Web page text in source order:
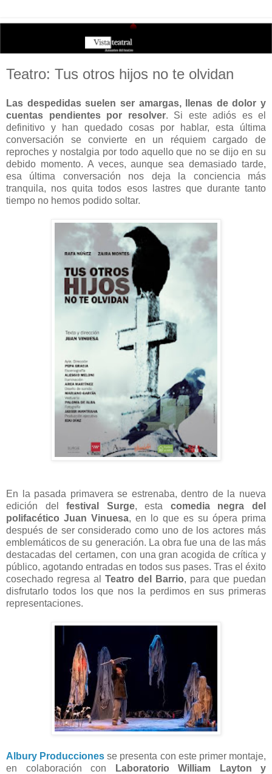
Teatro: Tus otros hijos no te olvidan
Las despedidas suelen ser amargas, llenas de dolor y
cuentas pendientes por resolver. Si este adiós es el
definitivo y han quedado cosas por hablar, esta última
conversación se convierte en un réquiem cargado de
reproches y nostalgia por todo aquello que no se dijo en su
debido momento. A veces, aunque sea demasiado tarde,
esa última conversación nos deja la conciencia más
tranquila, nos quita todos esos lastres que durante tanto
tiempo no hemos podido soltar.
En la pasada primavera se estrenaba, dentro de la nueva
edición delfestival Surge, esta comedia negra del
polifacético Juan Vinuesa, en lo que es su ópera prima
después de ser considerado como uno de los actores más
emblemáticos de su generación. La obra fue una de las más
destacadas del certamen, con una gran acogida de crítica y
público, agotando entradas en todos sus pases. Tras el éxito
cosechado regresa al Teatro del Barrio, para que puedan
disfrutarlo todos los que nos la perdimos en sus primeras
representaciones.
Albury Producciones se presenta con este primer montaje,
en colaboración con Laboratorio William Layton y